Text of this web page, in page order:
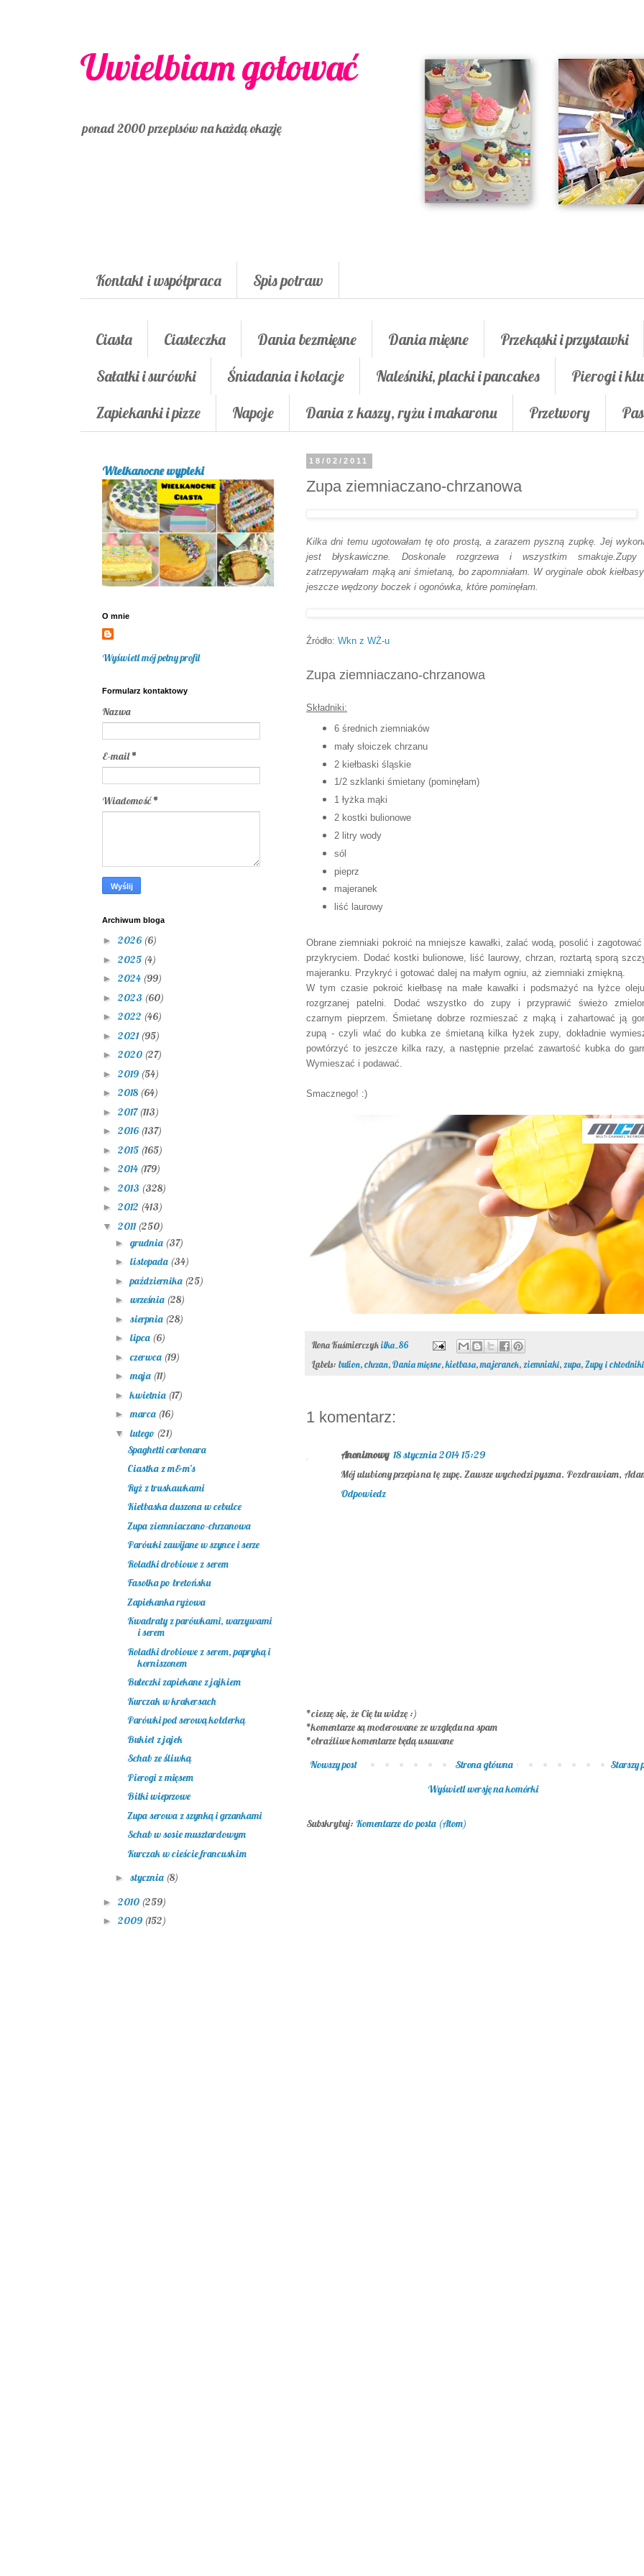
Uwielbiam gotować
ponad 2000 przepisów na każdą okazję
Kontakt i współpraca Spis potraw
Ciasta Ciasteczka Dania bezmięsne Dania mięsne
Przekąski i przystawki
Sałatki i surówki
Śniadania i kolacje Naleśniki, placki i pancakes
Pierogi i
Zapiekanki i pizze
Napoje Dania z kaszy, ryżu i makaronu Przetwory
18/02/2011
Zupa ziemniaczano-chrzanowa
Kilka dni temu ugotowałam tę oto prostą, a zarazem pyszną zupkę. Jej
jest błyskawiczne. Doskonale rozgrzewa i wszystkim smakuje.Zupy
zatrzepywałam mąką ani śmietaną, bo zapomniałam. W oryginale obok
jeszcze wędzony boczek i ogonówka, które pominęłam.
Źródło: Wkn z WŻ-u
Zupa ziemniaczano-chrzanowa
Składniki:
6 średnich ziemniaków
mały słoiczek chrzanu
2 kiełbaski śląskie
1/2 szklanki śmietany (pominęłam)
1 łyżka mąki
2 kostki bulionowe
2 litry wody
sól
pieprz
majeranek
liść laurowy
Obrane ziemniaki pokroić na mniejsze kawałki, zalać wodą, posolić i zagotować
przykryciem. Dodać kostki bulionowe, liść laurowy, chrzan, roztartą sporą
majeranku. Przykryć i gotować dalej na małym ogniu, aż ziemniaki zmiękną.
W tym czasie pokroić kiełbasę na małe kawałki i podsmażyć na łyżce
rozgrzanej patelni. Dodać wszystko do zupy i przyprawić świeżo
czarnym pieprzem. Śmietanę dobrze rozmieszać z mąką i zahartować ją
zupą - czyli wlać do kubka ze śmietaną kilka łyżek zupy, dokładnie
powtórzyć to jeszcze kilka razy, a następnie przelać zawartość kubka do
Wymieszać i podawać.
Smacznego! :)
Ilona Kuśmierczykilka_86
Labels: bulion,chrzan,Dania mięsne,kiełbasa,majeranek, ziemniaki, zupa,Zupy i chłodniki
1 komentarz:
Anonimowy 18 stycznia 2014 15:29
Mój ulubiony przepis na tę zupę. Zawsze wychodzi pyszna. Pozdrawiam,
Odpowiedz
*cieszę się, że Cię tu widzę :)
*komentarze są moderowane ze względu na spam
*obraźliwe komentarze będą usuwane
Nowszy post
Starszy
Strona główna
Wyświetl wersję na komórki
Subskrybuj: Komentarze do posta (Atom)
Wielkanocne wypieki
O mnie
Wyświetl mój pełny profil
Formularz kontaktowy
Nazwa
E-mail*
Wiadomość*
Archiwum bloga
► 2026 (6)
► 2025 (4)
► 2024 (99)
► 2023 (60)
► 2022 (46)
► 2021 (95)
► 2020 (27)
► 2019 (54)
► 2018 (64)
► 2017(113)
► 2016 (137)
► 2015 (165)
► 2014 (179)
► 2013 (328)
► 2012 (413)
▼ 2011 (250)
► grudnia (37)
► listopada (34)
►października (25)
► września (28)
► sierpnia (28)
► lipca (6)
►czerwca (19)
►maja (11)
►kwietnia (17)
►marca (16)
▼ lutego (21)
Spaghetti carbonara
Ciastka z m&m’s
Ryż z truskawkami
Kiełbaska duszona w cebulce
Zupa ziemniaczano-chrzanowa
Parówki zawijane w szynce i serze
Roladki drobiowe z serem
Fasolka po bretońsku
Zapiekanka ryżowa
Kwadraty z parówkami, warzywami
i serem
Roladki drobiowe z serem, papryką i
korniszonem
Bułeczki zapiekane z jajkiem
Kurczak w krakersach
Parówki pod serową kołderką
Bukiet z jajek
Schab ze śliwką
Pierogi z mięsem
Bitki wieprzowe
Zupa serowa z szynką i grzankami
Schab w sosie musztardowym
Kurczak w cieście francuskim
► stycznia (8)
► 2010 (259)
► 2009 (152)